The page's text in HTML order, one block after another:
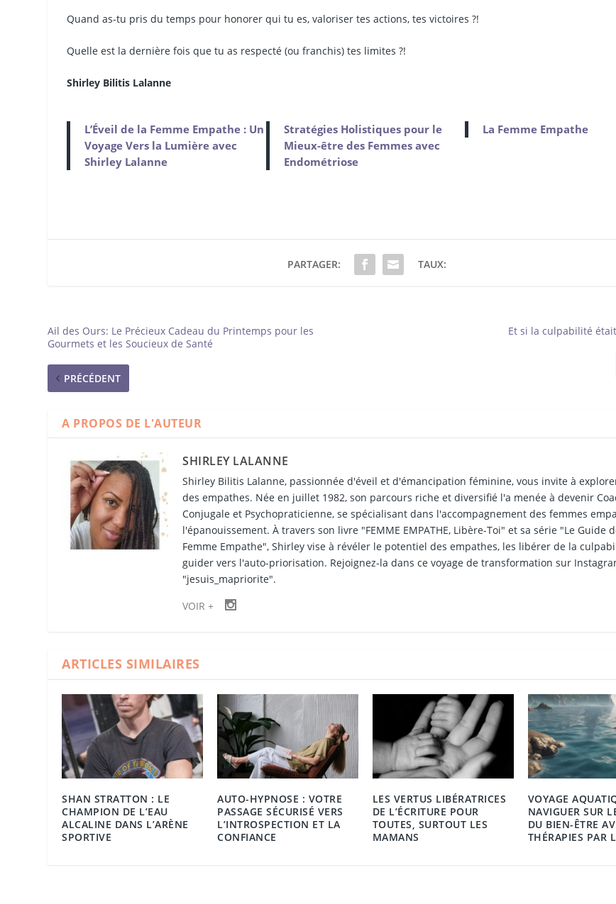
Quand as-tu pris du temps pour honorer qui tu es, valoriser tes actions, tes victoires ?!
Quelle est la dernière fois que tu as respecté (ou franchis) tes limites ?!
Shirley Bilitis Lalanne
L’Éveil de la Femme Empathe : Un
Voyage Vers la Lumière avec
Shirley Lalanne
Stratégies Holistiques pour le
Mieux-être des Femmes avec
Endométriose
La Femme Empathe
PARTAGER: TAUX:
Ail des Ours: Le Précieux Cadeau du Printemps pour les
Gourmets et les Soucieux de Santé
PRÉCÉDENT
Et si la culpabilité
A PROPOS DE L'AUTEUR
SHIRLEY LALANNE
Shirley Bilitis Lalanne, passionnée d'éveil et d'émancipation féminine, vous invite à
des empathes. Née en juillet 1982, son parcours riche et diversifié l'a menée à devenir
Conjugale et Psychopraticienne, se spécialisant dans l'accompagnement des femmes
l'épanouissement. À travers son livre "FEMME EMPATHE, Libère-Toi" et sa série "Le Guide
Femme Empathe", Shirley vise à révéler le potentiel des empathes, les libérer de la
guider vers l'auto-priorisation. Rejoignez-la dans ce voyage de transformation sur
"jesuis_mapriorite".
VOIR +
ARTICLES SIMILAIRES
SHAN STRATTON : LE
CHAMPION DE L’EAU
ALCALINE DANS L’ARÈNE
SPORTIVE
AUTO-HYPNOSE : VOTRE
PASSAGE SÉCURISÉ VERS
L’INTROSPECTION ET LA
CONFIANCE
LES VERTUS LIBÉRATRICES
DE L’ÉCRITURE POUR
TOUTES, SURTOUT LES
MAMANS
VOYAGE
NAVIGUER SUR
DU BIEN-ÊTRE
THÉRAPIES PAR